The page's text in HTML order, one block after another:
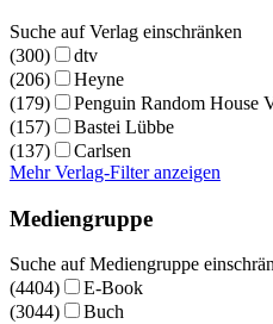
Suche auf Verlag einschränken
(300)
dtv
(206)
Heyne
(179)
Penguin Random House
(157)
Bastei Lübbe
(137)
Carlsen
Mehr Verlag-Filter anzeigen
Mediengruppe
Suche auf Mediengruppe
(4404)
E-Book
(3044)
Buch